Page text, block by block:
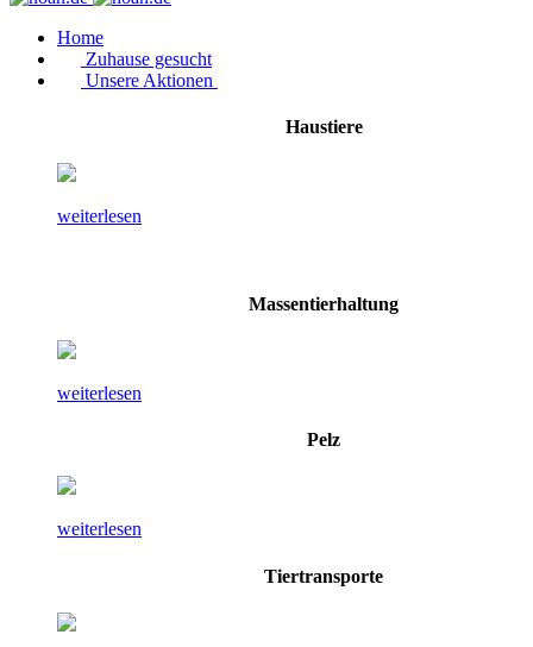
Home
Zuhause gesucht
Unsere Aktionen
Haustiere
weiterlesen
Massentierhaltung
weiterlesen
Pelz
weiterlesen
Tiertransporte